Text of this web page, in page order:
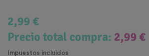
2,99 €
Precio total compra: 2,99 €
Impuestos incluidos